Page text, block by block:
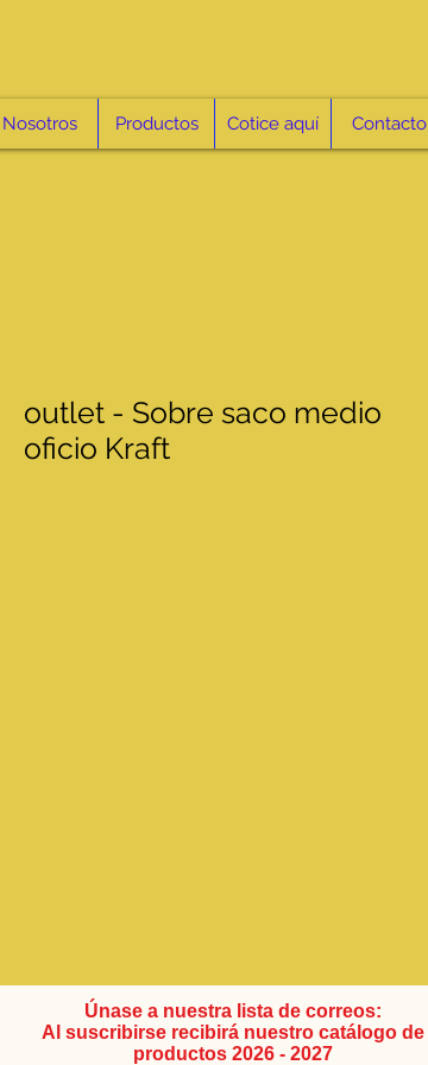
Nosotros Productos Cotice aquí Contacto
outlet - Sobre saco medio
oficio Kraft
Únase a nuestra lista de correos:
Al suscribirse recibirá nuestro catálogo de
productos 2026 - 2027